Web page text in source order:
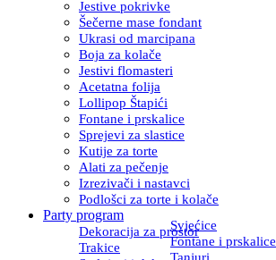
Jestive pokrivke
Šečerne mase fondant
Ukrasi od marcipana
Boja za kolače
Jestivi flomasteri
Acetatna folija
Lollipop Štapići
Fontane i prskalice
Sprejevi za slastice
Kutije za torte
Alati za pečenje
Izrezivači i nastavci
Podlošci za torte i kolače
Party program
Dekoracija za prostor
Svjećice
Trakice
Fontane i prskalice
Tanjuri